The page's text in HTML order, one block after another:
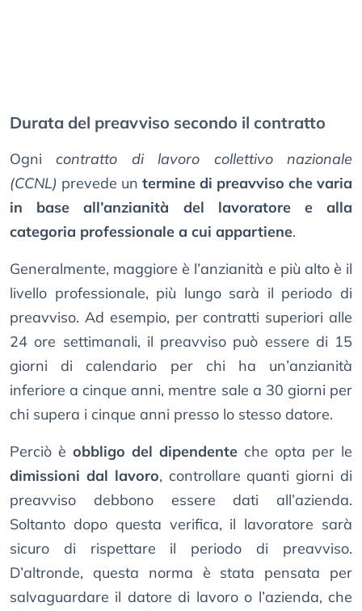
Durata del preavviso secondo il contratto
Ognicontratto di lavoro collettivo nazionale
(CCNL) prevede un termine di preavviso che varia
in base all’anzianità del lavoratore e alla
categoria professionale a cui appartiene.
Generalmente, maggiore è l’anzianità e più alto è il
livello professionale, più lungo sarà il periodo di
preavviso. Ad esempio, per contratti superiori alle
24 ore settimanali, il preavviso può essere di 15
giorni di calendario per chi ha un’anzianità
inferiore a cinque anni, mentre sale a 30 giorni per
chi supera i cinque anni presso lo stesso datore.
Perciò è obbligo del dipendente che opta per le
dimissioni dal lavoro, controllare quanti giorni di
preavviso debbono essere dati all’azienda.
Soltanto dopo questa verifica, il lavoratore sarà
sicuro di rispettare il periodo di preavviso.
D’altronde, questa norma è stata pensata per
salvaguardare il datore di lavoro o l’azienda, che